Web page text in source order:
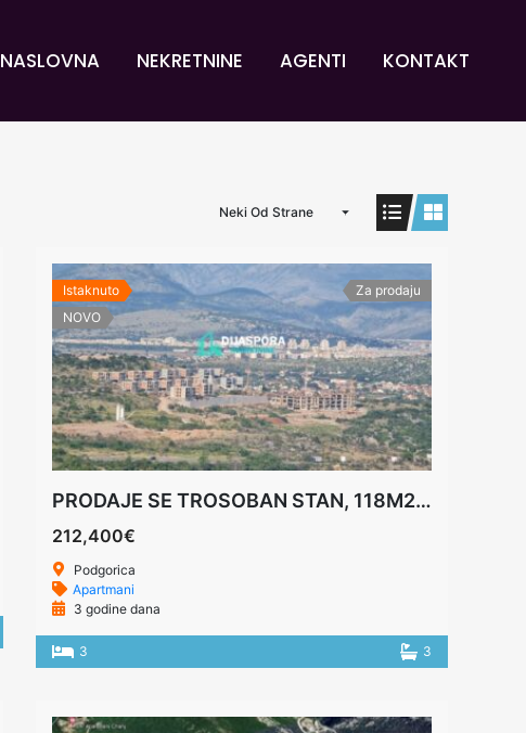
NASLOVNA NEKRETNINE AGENTI KONTAKT
Neki Od Strane
Istaknuto
NOVO
Za prodaju
PRODAJE SE TROSOBAN STAN, 118M2, PODGORICA
212,400€
Podgorica
Apartmani
3 godine dana
3 3